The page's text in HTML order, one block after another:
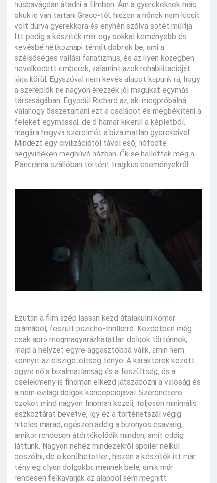
húsbavágóan átadni a filmben. Ám a gyerekeknek más
okuk is van tartani Grace-től, hiszen a nőnek nem kicsit
volt durva gyerekkora és enyhén szólva sötét múltja.
Itt pedig a készítők már egy sokkal keményebb és
kevésbé hétköznapi témát dobnak be, ami a
szélsőséges vallási fanatizmus, és az ilyen közegben
nevelkedett emberek, valamint azok rehabilitációját
járja körül. Egyszóval nem kevés alapot kapunk rá, hogy
a szereplők ne nagyon érezzék jól magukat egymás
társaságában. Egyedül Richard az, aki megpróbálná
valahogy összetartani ezt a családot és megbékíteni a
feleket egymással, de ő hamar kikerül a képletből,
magára hagyva szerelmét a bizalmatlan gyerekeivel.
Mindezt egy civilizációtól távol eső, hófödte
hegyvidéken megbúvó házban. Ők se hallottak még a
Panoráma szállóban történt tragikus eseményekről.
Ezután a film szép lassan kezd átalakulni komor
drámából, feszült pszicho-thrillerré. Kezdetben még
csak apró megmagyarázhatatlan dolgok történnek,
majd a helyzet egyre aggasztóbbá válik, amin nem
könnyít az elszigeteltség ténye. A karakterek között
egyre nő a bizalmatlanság és a feszültség, és a
cselekmény is finoman elkezd játszadozni a valóság és
a nem evilági dolgok koncepciójával. Szerencsére
ezeket mind nagyon finoman kezeli, teljesen minimális
eszköztárat bevetve, így ez a történetszál végig
hiteles marad, egészen addig a bizonyos csavarig,
amikor rendesen átértékelődik minden, amit eddig
láttunk. Nagyon nehéz mindezekről spoiler nélkül
beszélni, de elkerülhetetlen, hiszen a készítők itt már
tényleg olyan dolgokba mennek bele, amik már
rendesen felkavarják az alapból sem meghitt